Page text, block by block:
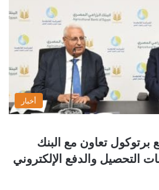
أخبار
برتوكول تعاون مع البنك
التحصيل والدفع الإلكتروني